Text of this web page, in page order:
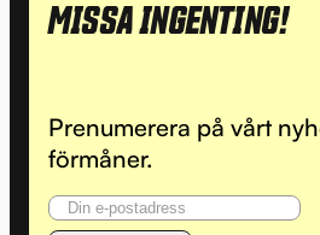
MISSA INGENTING!
Prenumerera på vårt
förmåner.